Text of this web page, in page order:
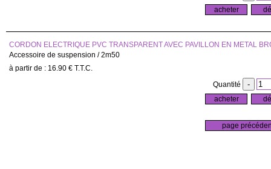
CORDON ELECTRIQUE PVC TRANSPARENT AVEC PAVILLON EN METAL
Accessoire de suspension / 2m50
16.90 € T.T.C.
Quantité